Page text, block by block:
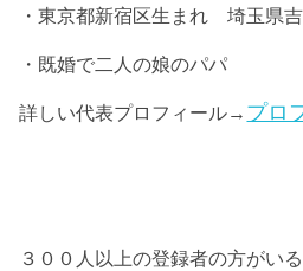
・東京都新宿区生まれ 埼玉県
・既婚で二人の娘のパパ
詳しい代表プロフィール→ プロ
３００人以上の登録者の方がい